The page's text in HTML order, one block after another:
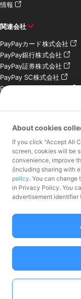
情報
関連会社
PayPayカード株式会社
PayPay銀行株式会社
PayPay証券株式会社
PayPay SC株式会社
PayPay India Pvt. Ltd.
会社
お問い合わせ
加盟店様専用お問い合わ
報道関係者様専用お問い
合わせ
株主・投資家様専用お問
資金移動業者 関東財務
About cookies
If you click "Accept All
screen, cookies will be
convenience, improve
(including sharing with
policy. You can change
in Privacy Policy. You
advertisement identifier